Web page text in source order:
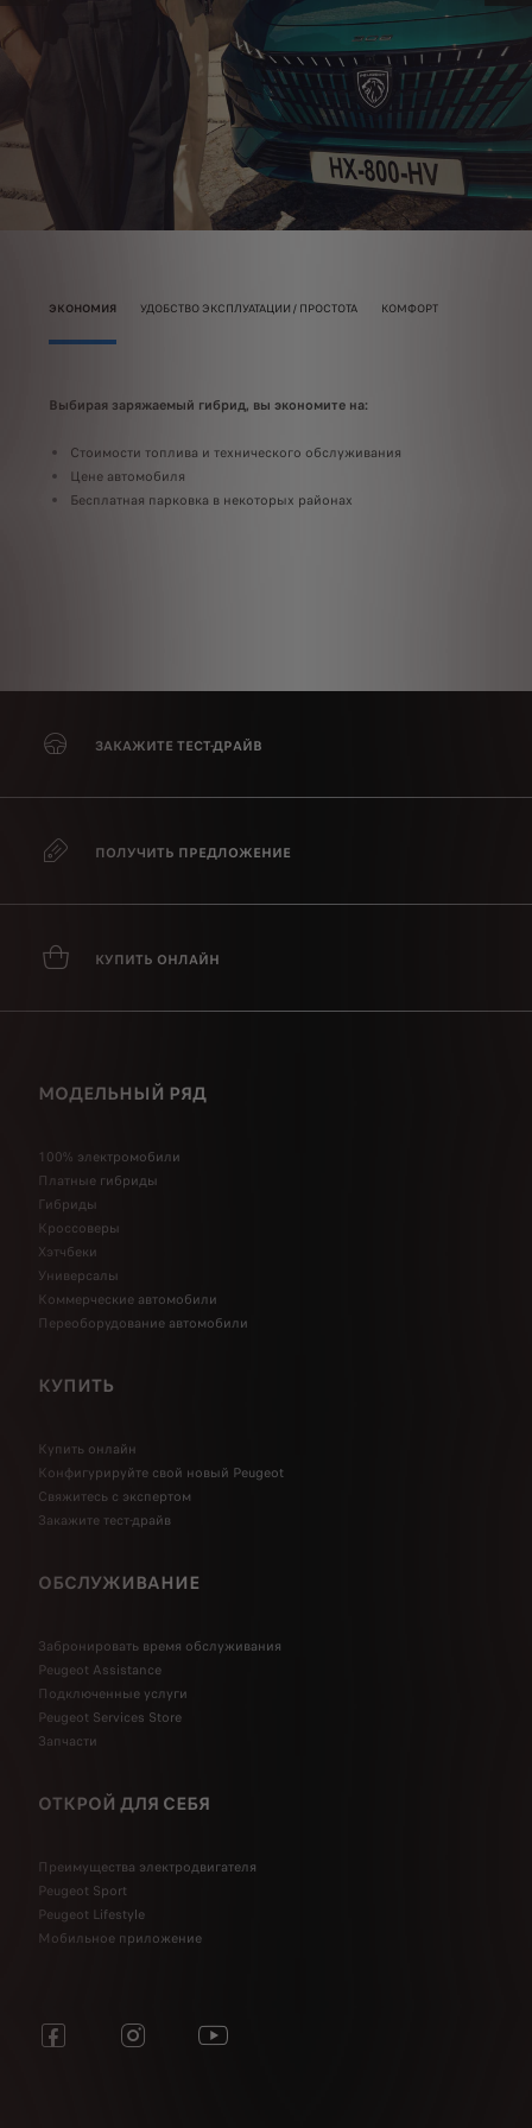
Выбирая заряжаемый гибрид, вы экономите на:
Стоимости топлива и технического обслуживания
Цене автомобиля
Бесплатная парковка в некоторых районах
ЭКОНОМИЯ УДОБСТВО ЭКСПЛУАТАЦИИ / ПРОСТОТА КОМФОРТ
ЗАКАЖИТЕ ТЕСТ-ДРАЙВ
ПОЛУЧИТЬ ПРЕДЛОЖЕНИЕ
КУПИТЬ ОНЛАЙН
МОДЕЛЬНЫЙ РЯД
100% электромобили
Платные гибриды
Гибриды
Кроссоверы
Хэтчбеки
Универсалы
Коммерческие автомобили
Переоборудование автомобили
КУПИТЬ
Купить онлайн
Конфигурируйте свой новый Peugeot
Свяжитесь с экспертом
Закажите тест-драйв
ОБСЛУЖИВАНИЕ
Забронировать время обслуживания
Peugeot Assistance
Подключенные услуги
Peugeot Services Store
Запчасти
ОТКРОЙ ДЛЯ СЕБЯ
Преимущества электродвигателя
Peugeot Sport
Peugeot Lifestyle
Мобильное приложение